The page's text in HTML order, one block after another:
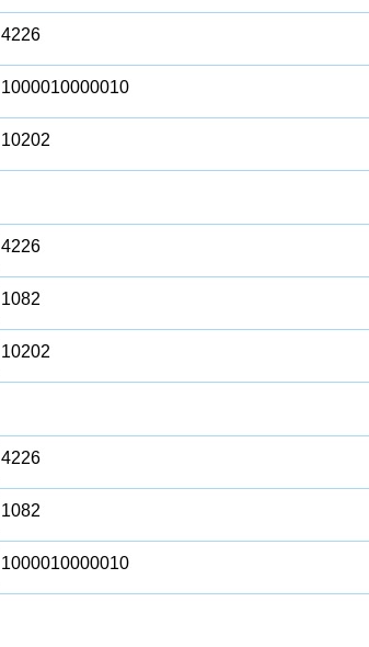
4226
1000010000010
10202
4226
1082
10202
4226
1082
1000010000010